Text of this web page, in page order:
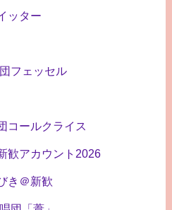
ッター
フェッセル
コールクライス
歓アカウント2026
き＠新歓